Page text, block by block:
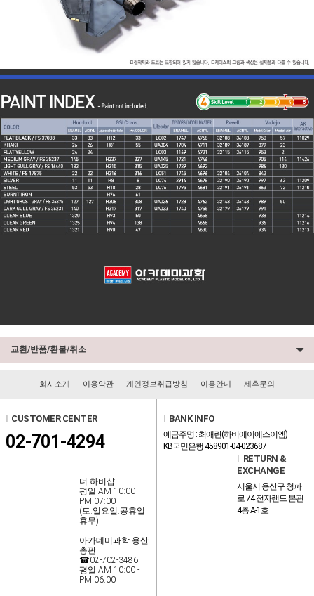
교환/반품/환불/취소
회사소개 이용약관 개인정보취급방침 이용안내 제휴문의
l CUSTOMER CENTER
02-701-4294
더 하비샵
평일 AM 10:00 -
PM 07:00
(토.일요일.공휴일
휴무)
아카데미과학 용산
총판
☎02-702-3486
평일 AM 10:00 -
PM 06:00
l BANK INFO
예금주명 : 최애란(하비에이에스이엠)
KB국민은행 458901-04-023687
l RETURN &
EXCHANGE
서울시 용산구 청파
로 74 전자랜드 본관
4층 A-1호